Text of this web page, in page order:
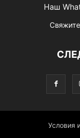
Наш
Условия